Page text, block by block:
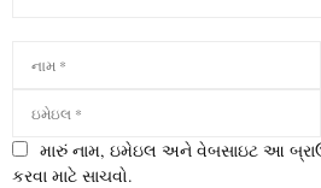
મારું નામ, ઇમેઇલ અને વેબસાઇટ આ
કરવા માટે સાચવો.